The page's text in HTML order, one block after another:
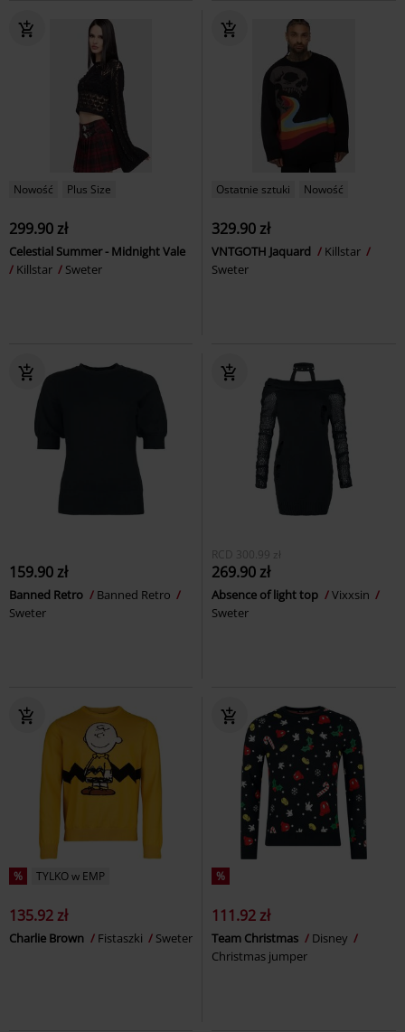
Nowość Plus Size
299.90 zł
Celestial Summer - Midnight Vale
Killstar
Sweter
Ostatnie sztuki Nowość
329.90 zł
VNTGOTH Jaquard
Killstar
Sweter
159.90 zł
Banned Retro
Banned Retro
Sweter
RCD 300.99 zł
269.90 zł
Absence of light top
Vixxsin
Sweter
% TYLKO w EMP
135.92 zł
Charlie Brown Fistaszki Sweter
%
111.92 zł
Team Christmas
Disney
Christmas jumper